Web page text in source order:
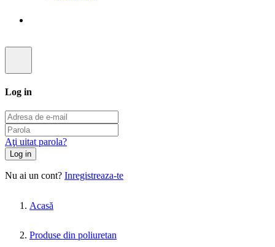
Log in
Aţi uitat parola?
Log in
Nu ai un cont? Inregistreaza-te
Acasă
Produse din poliuretan